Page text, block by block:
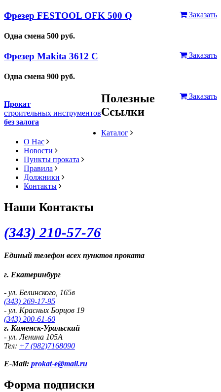
Заказать
Фрезер FESTOOL OFK 500 Q
Одна смена 500 руб.
Заказать
Фрезер Makita 3612 C
Одна смена 900 руб.
Заказать
Прокат
строительных инструментов
без залога
Полезные
Ссылки
Каталог
О Нас
Новости
Пункты проката
Правила
Должники
Контакты
Наши Контакты
(343) 210-57-76
Единый телефон всех пунктов проката
г. Екатеринбург
- ул. Белинского, 165в
(343) 269-17-95
- ул. Красных Борцов 19
(343) 200-61-60
г. Каменск-Уральский
- ул. Ленина 105А
Тел: +7 (982)7168090
E-Mail: prokat-e@mail.ru
Форма подписки